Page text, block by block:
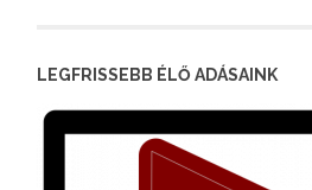
LEGFRISSEBB ÉLŐ ADÁSAINK